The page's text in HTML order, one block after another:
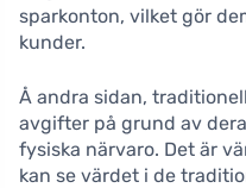
sparkonton, vilket gör
kunder.
Å andra sidan,
avgifter på grund av
fysiska närvaro. Det är
kan se värdet i de